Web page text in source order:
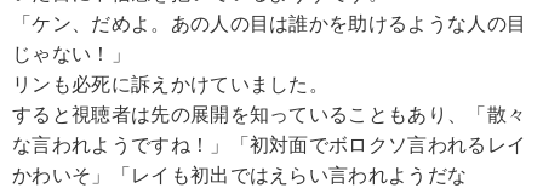
「ケン、だめよ。あの人の目は誰かを助けるような人の目
じゃない！」
リンも必死に訴えかけていました。
すると視聴者は先の展開を知っていることもあり、「散々
な言われようですね！」「初対面でボロクソ言われるレイ
かわいそ」「レイも初出ではえらい言われようだな